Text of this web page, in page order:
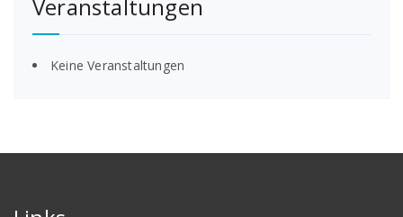
Veranstaltungen
Keine Veranstaltungen